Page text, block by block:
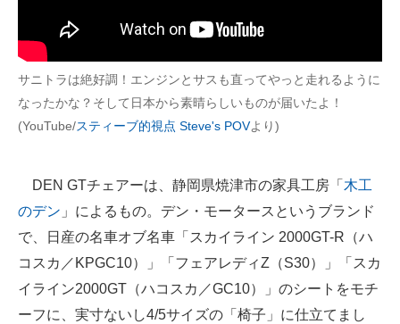
建設×テクノロジーの最前線
ちょっと気になるネットの話題
サニトラは絶好調！エンジンとサスも直ってやっと走れるように
なったかな？そして日本から素晴らしいものが届いたよ！
(YouTube/スティーブ的視点 Steve's POVより)
DEN GTチェアーは、静岡県焼津市の家具工房「 木工
のデン 」によるもの。デン・モータースというブランド
で、日産の名車オブ名車「スカイライン 2000GT-R（ハ
コスカ／KPGC10）」「フェアレディZ（S30）」「スカ
イライン2000GT（ハコスカ／GC10）」のシートをモチ
ーフに、実寸ないし4/5サイズの「椅子」に仕立てまし